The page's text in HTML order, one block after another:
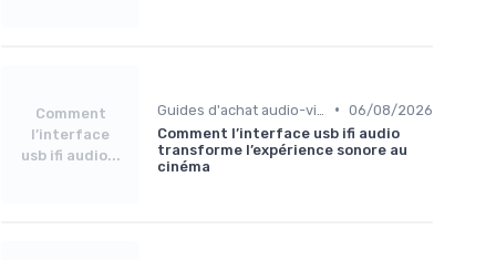
Comment
l’interface
usb ifi audio...
• 06/08/2026
Comment l’interface usb ifi audio
transforme l’expérience sonore au
cinéma